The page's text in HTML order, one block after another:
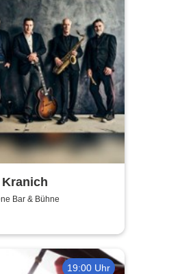
Bar & Bühne
19:00 Uhr